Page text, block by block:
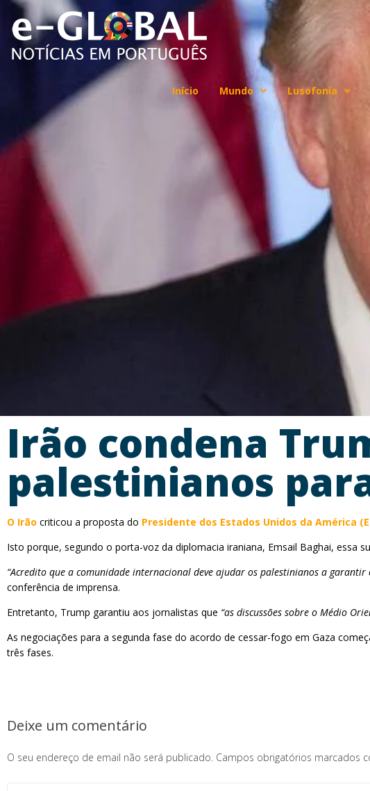
Início Mundo Lusofonia
Irão condena
palestinianos
O Irão criticou a proposta do Presidente dos Estados Unidos da América
Isto porque, segundo o porta-voz da diplomacia iraniana, Emsail Baghai, essa
“Acredito que a comunidade internacional deve ajudar os palestinianos a
conferência de imprensa.
Entretanto, Trump garantiu aos jornalistas que “as discussões sobre o Médio
As negociações para a segunda fase do acordo de cessar-fogo em Gaza
três fases.
Deixe um comentário
O seu endereço de email não será publicado. Campos obrigatórios marcados